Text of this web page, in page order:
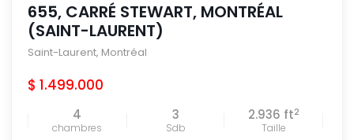
655, CARRÉ STEWART, MONTRÉAL
(SAINT-LAURENT)
Saint-Laurent, Montréal
$ 1.499.000
4
chambres
3
Sdb
2.936 ft2
Taille